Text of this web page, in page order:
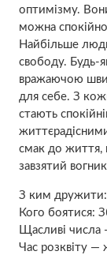
оптимізму.
можна спокійно
Найбільше
свободу. Будь-
вражаючою
для себе. З
стають
смак до життя,
завзятий
З ким
Кого боятися:
Щасливі числа
Час розквіту —